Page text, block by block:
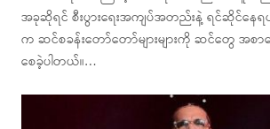
အခုဆိုရင် စီးပွားရေးအကျပ်အတည်းနဲ့ ရင်ဆိုင်နေရ
က ဆင်စခန်းတော်တော်များများကို ဆင်တွေ အစာ
စေခဲ့ပါတယ်။…